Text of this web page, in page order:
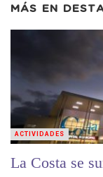
MÁS EN
La Costa se
ACTIVIDADES